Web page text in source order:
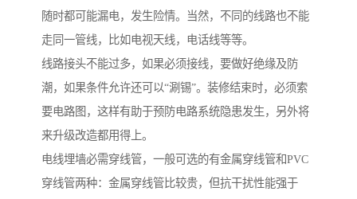
随时都可能漏电，发生险情。当然，不同的线路也不能
走同一管线，比如电视天线，电话线等等。
线路接头不能过多，如果必须接线，要做好绝缘及防
潮，如果条件允许还可以“涮锡”。装修结束时，必须索
要电路图，这样有助于预防电路系统隐患发生，另外将
来升级改造都用得上。
电线埋墙必需穿线管，一般可选的有金属穿线管和PVC
穿线管两种：金属穿线管比较贵，但抗干扰性能强于